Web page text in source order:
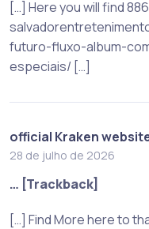
[…] Here you will find
futuro-fluxo-album-
especiais/ […]
official Kraken
28 de julho de 2026
… [Trackback]
[…] Find More here to